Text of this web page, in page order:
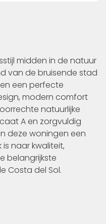
midden in de natuur
van de bruisende stad
een perfecte
modern comfort
natuurlijke
A en zorgvuldig
deze woningen een
naar kwaliteit,
belangrijkste
Costa del Sol.